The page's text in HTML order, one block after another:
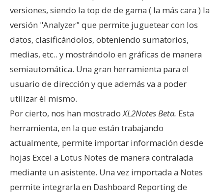
versiones, siendo la top de de gama ( la más cara ) la
versión "Analyzer" que permite juguetear con los
datos, clasificándolos, obteniendo sumatorios,
medias, etc.. y mostrándolo en gráficas de manera
semiautomática. Una gran herramienta para el
usuario de dirección y que además va a poder
utilizar él mismo.
Por cierto, nos han mostradoXL2Notes Beta. Esta
herramienta, en la que están trabajando
actualmente, permite importar información desde
hojas Excel a Lotus Notes de manera contralada
mediante un asistente. Una vez importada a Notes
permite integrarla en Dashboard Reporting de